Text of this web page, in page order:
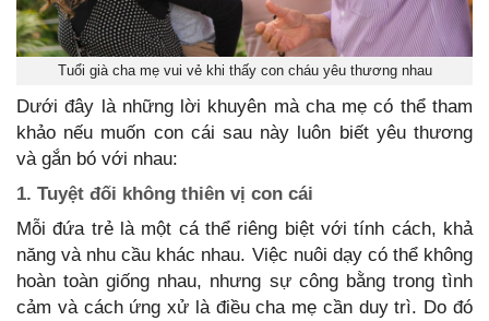
Tuổi già cha mẹ vui vẻ khi thấy con cháu yêu thương nhau
Dưới đây là những lời khuyên mà cha mẹ có thể tham
khảo nếu muốn con cái sau này luôn biết yêu thương
và gắn bó với nhau:
1. Tuyệt đối không thiên vị con cái
Mỗi đứa trẻ là một cá thể riêng biệt với tính cách, khả
năng và nhu cầu khác nhau. Việc nuôi dạy có thể không
hoàn toàn giống nhau, nhưng sự công bằng trong tình
cảm và cách ứng xử là điều cha mẹ cần duy trì. Do đó